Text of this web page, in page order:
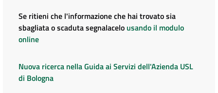
Se ritieni che l'informazione che hai trovato sia
sbagliata o scaduta segnalacelo usando il modulo
online
Nuova ricerca nella Guida ai Servizi dell'Azienda USL
di Bologna